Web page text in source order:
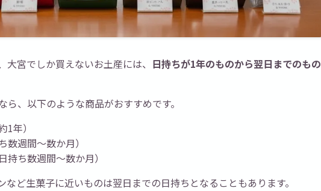
宮でしか買えないお土産には、 日持ちが1年のものから翌日までのもの
ら、以下のような商品がおすすめです。
年）
数週間〜数か月）
持ち数週間〜数か月）
など生菓子に近いものは翌日までの日持ちとなることもあります。